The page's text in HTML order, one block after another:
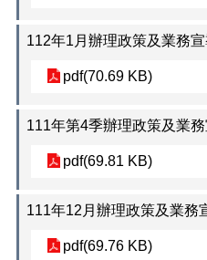
112年1月辦理政策及業務
pdf(70.69 KB)
111年第4季辦理政策及業
pdf(69.81 KB)
111年12月辦理政策及業務
pdf(69.76 KB)